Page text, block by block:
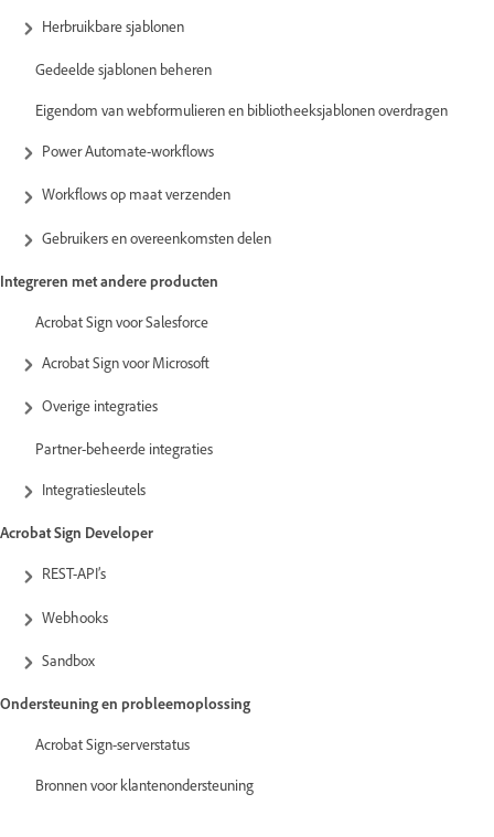
Herbruikbare sjablonen
Gedeelde sjablonen beheren
Eigendom van webformulieren en bibliotheeksjablonen overdragen
Power Automate-workflows
Workflows op maat verzenden
Gebruikers en overeenkomsten delen
Integreren met andere producten
Acrobat Sign voor Salesforce
Acrobat Sign voor Microsoft
Overige integraties
Partner-beheerde integraties
Integratiesleutels
Acrobat Sign Developer
REST-API’s
Webhooks
Sandbox
Ondersteuning en probleemoplossing
Acrobat Sign-serverstatus
Bronnen voor klantenondersteuning